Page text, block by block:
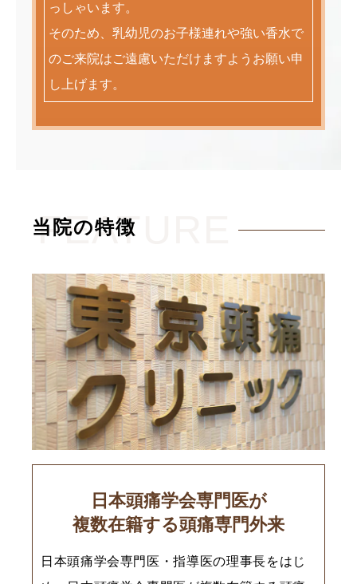
っしゃいます。
そのため、乳幼児のお子様連れや強い香水で
のご来院はご遠慮いただけますようお願い申
し上げます。
当院の特徴
FEATURE
日本頭痛学会専門医が
複数在籍する頭痛専門外来
日本頭痛学会専門医・指導医の理事長をはじ